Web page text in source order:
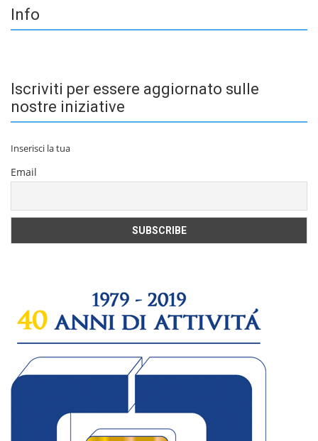
Info
Iscriviti per essere aggiornato sulle
nostre iniziative
Inserisci la tua
Email